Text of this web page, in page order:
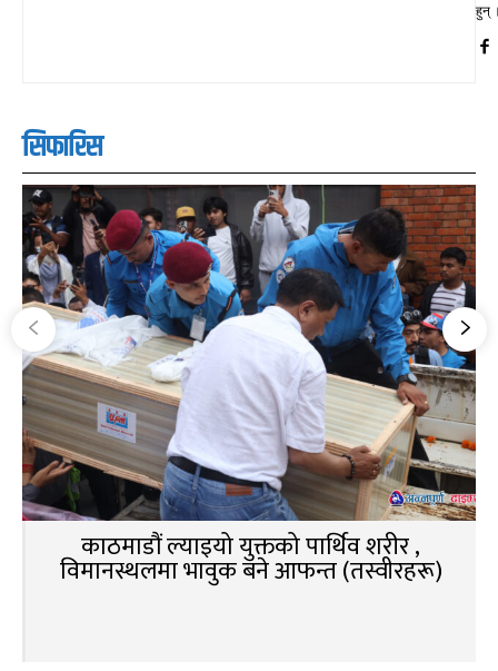
हुन्
सिफारिस
काठमाडौं ल्याइयो युक्तको पार्थिव शरीर ,
विमानस्थलमा भावुक बने आफन्त (तस्वीरहरू)